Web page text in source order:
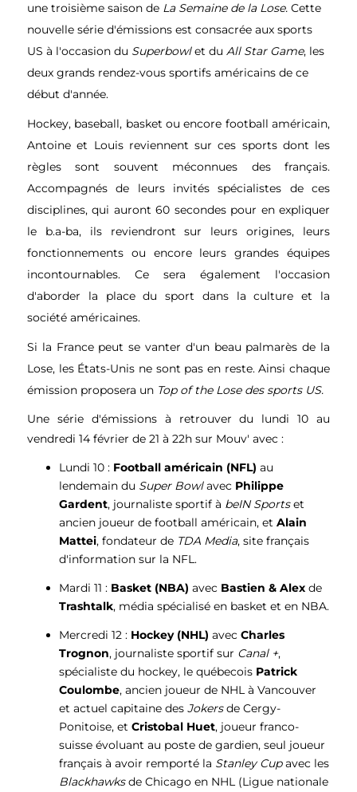
une troisième saison de La Semaine de la Lose. Cette
nouvelle série d'émissions est consacrée aux sports
US à l'occasion du Superbowlet du All Star Game, les
deux grands rendez-vous sportifs américains de ce
début d'année.
Hockey, baseball, basket ou encore football américain,
Antoine et Louis reviennent sur ces sports dont les
règles sont souvent méconnues des français.
Accompagnés de leurs invités spécialistes de ces
disciplines, qui auront 60 secondes pour en expliquer
le b.a-ba, ils reviendront sur leurs origines, leurs
fonctionnements ou encore leurs grandes équipes
incontournables. Ce sera également l'occasion
d'aborder la place du sport dans la culture et la
société américaines.
Si la France peut se vanter d'un beau palmarès de la
Lose, les États-Unis ne sont pas en reste. Ainsi chaque
émission proposera un Top of the Lose des sports US.
Une série d'émissions à retrouver du lundi 10 au
vendredi 14 février de 21 à 22h sur Mouv' avec :
Lundi 10 : Football américain (NFL) au
lendemain du Super Bowlavec Philippe
Gardent, journaliste sportif à beIN Sportset
ancien joueur de football américain, et Alain
Mattei, fondateur de TDA Media, site français
d'information sur la NFL.
Mardi 11 : Basket (NBA) avec Bastien & Alex de
Trashtalk, média spécialisé en basket et en NBA.
Mercredi 12 : Hockey (NHL) avec Charles
Trognon, journaliste sportif sur Canal +,
spécialiste du hockey, le québecois Patrick
Coulombe, ancien joueur de NHL à Vancouver
et actuel capitaine des Jokersde Cergy-
Ponitoise, et Cristobal Huet, joueur franco-
suisse évoluant au poste de gardien, seul joueur
français à avoir remporté la Stanley Cupavec les
Blackhawksde Chicago en NHL (Ligue nationale